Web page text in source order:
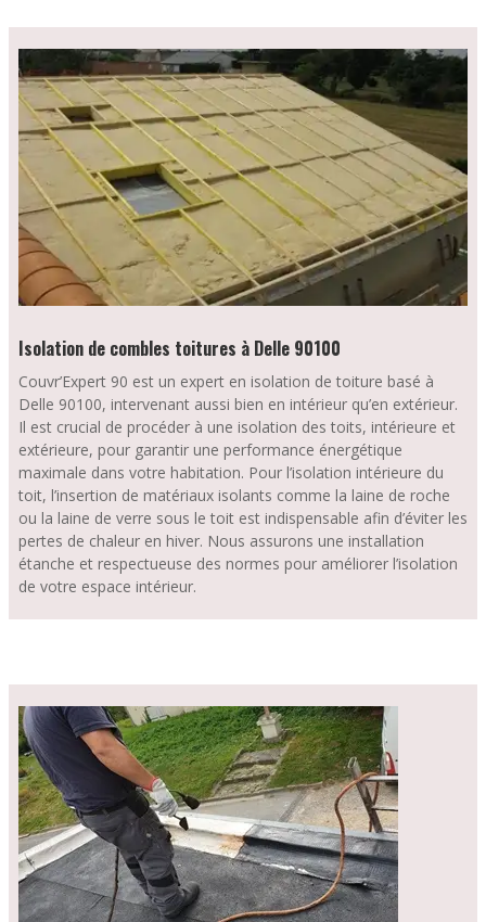
Isolation de combles toitures à Delle 90100
Couvr’Expert 90 est un expert en isolation de toiture basé à
Delle 90100, intervenant aussi bien en intérieur qu’en extérieur.
Il est crucial de procéder à une isolation des toits, intérieure et
extérieure, pour garantir une performance énergétique
maximale dans votre habitation. Pour l’isolation intérieure du
toit, l’insertion de matériaux isolants comme la laine de roche
ou la laine de verre sous le toit est indispensable afin d’éviter les
pertes de chaleur en hiver. Nous assurons une installation
étanche et respectueuse des normes pour améliorer l’isolation
de votre espace intérieur.